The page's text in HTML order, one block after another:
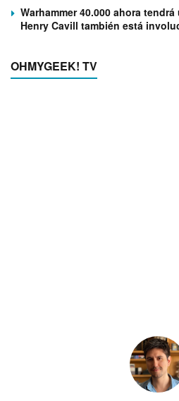
Warhammer 40.000 ahora
Henry Cavill también está
OHMYGEEK! TV